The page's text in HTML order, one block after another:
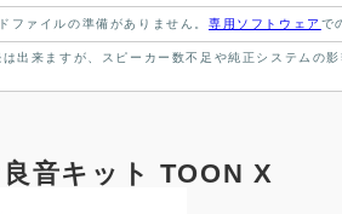
ファイルの準備がありません。 専用ソフトウェア で
出来ますが、スピーカー数不足や純正システムの
音キット TOON X